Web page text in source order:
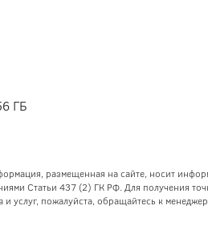
ГБ
размещенная на сайте, носит
Статьи 437 (2) ГК РФ. Для получения
и услуг, пожалуйста, обращайтесь к